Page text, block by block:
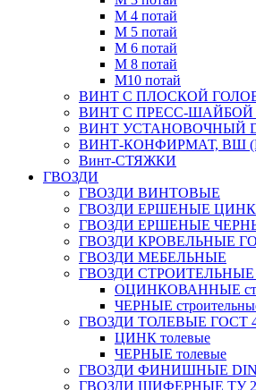
М 4 потай
М 5 потай
М 6 потай
М 8 потай
М10 потай
ВИНТ С ПЛОСКОЙ
ВИНТ С ПРЕСС-ШАЙБОЙ
ВИНТ УСТАНОВОЧНЫЙ
ВИНТ-КОНФИРМАТ, ВШ
Винт-СТЯЖКИ
ГВОЗДИ
ГВОЗДИ ВИНТОВЫЕ
ГВОЗДИ ЕРШЕНЫЕ ЦИНК
ГВОЗДИ ЕРШЕНЫЕ
ГВОЗДИ КРОВЕЛЬНЫЕ
ГВОЗДИ МЕБЕЛЬНЫЕ
ГВОЗДИ СТРОИТЕЛЬНЫЕ
ОЦИНКОВАННЫЕ
ЧЕРНЫЕ
ГВОЗДИ ТОЛЕВЫЕ ГОСТ
ЦИНК толевые
ЧЕРНЫЕ толевые
ГВОЗДИ ФИНИШНЫЕ DIN
ГВОЗДИ ШИФЕРНЫЕ ТУ